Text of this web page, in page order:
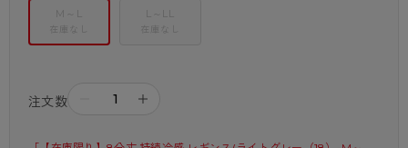
M～L
在庫なし
L～LL
在庫なし
注文数 ＋